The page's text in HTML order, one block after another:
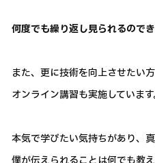
何度でも繰り返し見られるので
また、更に技術を向上させたい
オンライン講習も実施しています
本気で学びたい気持ちがあり、